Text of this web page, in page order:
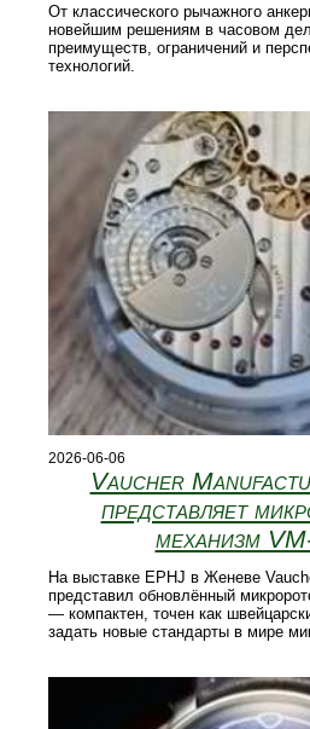
От классического рычажного
новейшим решениям в часовом
преимуществ, ограничений и
технологий.
2026-06-06
Vaucher
представляет
механизм
На выставке EPHJ в Женеве
представил обновлённый
— компактен, точен как
задать новые стандарты в мире